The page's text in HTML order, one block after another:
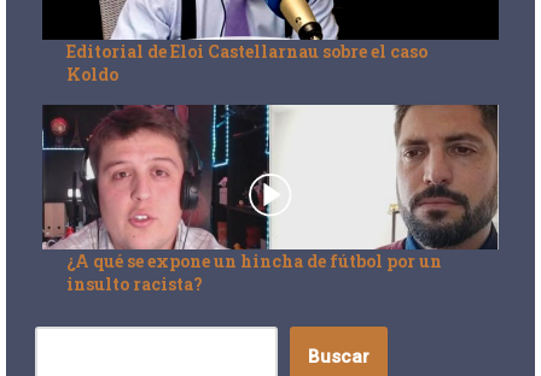
Editorial de Eloi Castellarnau sobre el caso
Koldo
¿A qué se expone un hincha de fútbol por un
insulto racista?
Buscar